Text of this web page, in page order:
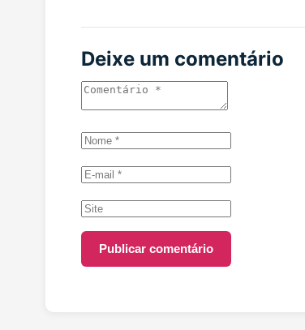
Deixe um comentário
Publicar comentário